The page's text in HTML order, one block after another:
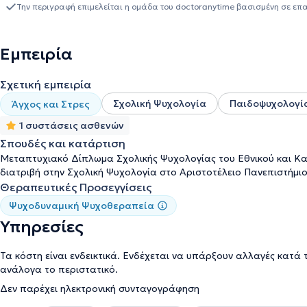
κατεύθυνση, με εμπειρία στην Ψυχολογική εκτίμηση παιδιών
Αρσάκεια Σχολεία, το ΚΚΨΥ Βύρωνα/Καισαριανής (Αιγινήτειο)
Εργάστηκε για δύο χρόνια σε δημόσια σχολεία ως ψυχολόγος
ψυχολογίας και τον κινηματογράφο. Έχει εκπαιδευτεί στο
Χρησιμοποιεί θεραπευτικά τον κινηματογράφο, μετά από
συνεργάτιδα της Α.Μ.Κ.Ε. "ΠΑΙΖΟΝΤΑΣ" και της Εταιρείας Ψ-Χ. Η
τραυματοθεραπεία EMDR. Κατά το παρόν διάστημα εκπαιδεύεται στην ψυχανάλυση στο πλαίσιο της Ελληνικής
Ψυχαναλυτικής Εταιρείας.
Την περιγραφή επιμελείται η ομάδα του doctoranytime βασισμένη σε
Εμπειρία
Σχετική εμπειρία
Άγχος και Στρες Σχολική Ψυχολογία
1 συστάσεις ασθενών
Σπουδές και κατάρτιση
Μεταπτυχιακό Δίπλωμα Σχολικής Ψυχολογίας του Εθνικού και
διατριβή στην Σχολική Ψυχολογία στο Αριστοτέλειο
Θεραπευτικές Προσεγγίσεις
Ψυχοδυναμική Ψυχοθεραπεία
Υπηρεσίες
Τα κόστη είναι ενδεικτικά. Ενδέχεται να υπάρξουν αλλαγές κατά
ανάλογα το περιστατικό.
Δεν παρέχει ηλεκτρονική συνταγογράφηση